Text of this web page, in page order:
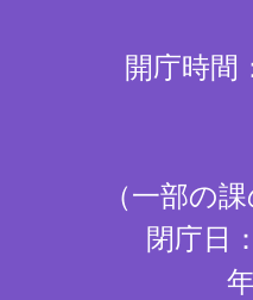
開庁時間
（一部の
閉庁日